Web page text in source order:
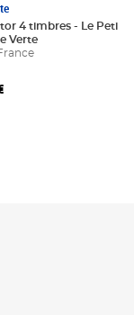
4 timbres - Le Petit
Verte